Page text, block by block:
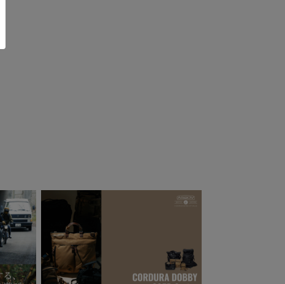
Matador マタドー